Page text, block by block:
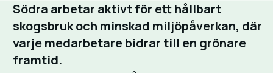
Södra arbetar aktivt för ett hållbart
skogsbruk och minskad miljöpåverkan, där
varje medarbetare bidrar till en grönare
framtid.